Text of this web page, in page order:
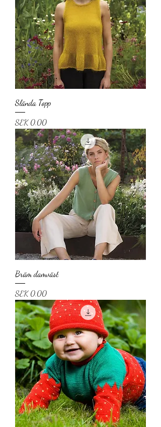
Slända Topp
Price
SEK 0.00
Bräm damväst
Price
SEK 0.00